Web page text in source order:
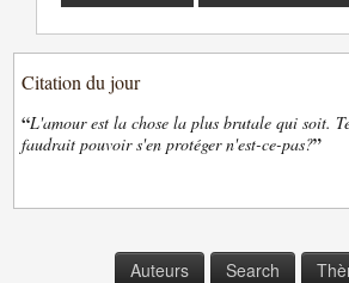
Citation du jour
“L'amour est la chose la plus brutale qui soit.
faudrait pouvoir s'en protéger n'est-ce-pas?”
Auteurs Search